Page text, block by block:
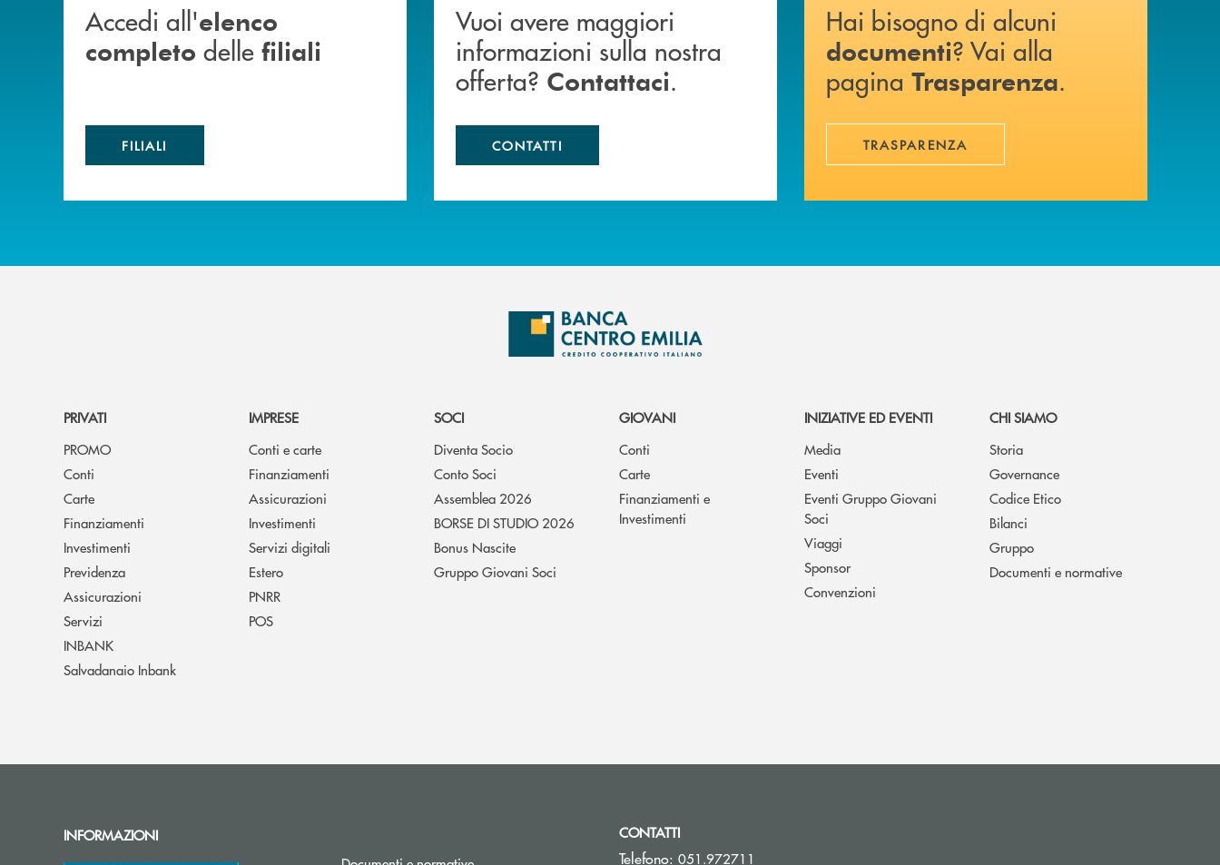
Accedi all'elenco
completo delle filiali
FILIALI
Vuoi avere maggiori
informazioni sulla nostra
offerta? Contattaci.
CONTATTI
Hai bisogno di alcuni
documenti? Vai alla
pagina Trasparenza.
TRASPARENZA
PRIVATI
PROMO
Conti
Carte
Finanziamenti
Investimenti
Previdenza
Assicurazioni
Servizi
INBANK
Salvadanaio Inbank
IMPRESE
Conti e carte
Finanziamenti
Assicurazioni
Investimenti
Servizi digitali
Estero
PNRR
POS
SOCI
Diventa Socio
Conto Soci
Assemblea 2026
BORSE DI STUDIO 2026
Bonus Nascite
Gruppo Giovani Soci
GIOVANI
Conti
Carte
Finanziamenti e
Investimenti
INIZIATIVE ED EVENTI
Media
Eventi
Eventi Gruppo Giovani
Soci
Viaggi
Sponsor
Convenzioni
CHI SIAMO
Storia
Governance
Codice Etico
Bilanci
Gruppo
Documenti e normative
INFORMAZIONI
CONTATTI
Telefono: 051.972711